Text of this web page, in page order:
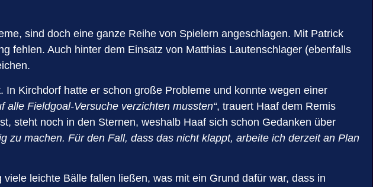
sind doch eine ganze Reihe von Spielern angeschlagen. Mit Patrick
fehlen. Auch hinter dem Einsatz von Matthias Lautenschlager (ebenfalls
Kirchdorf hatte er schon große Probleme und konnte wegen einer
alle Fieldgoal-Versuche verzichten mussten“, trauert Haaf dem Remis
steht noch in den Sternen, weshalb Haaf sich schon Gedanken über
zu machen. Für den Fall, dass das nicht klappt, arbeite ich derzeit an Plan
leichte Bälle fallen ließen, was mit ein Grund dafür war, dass in